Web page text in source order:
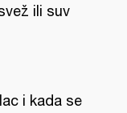
ili suv
i kada se